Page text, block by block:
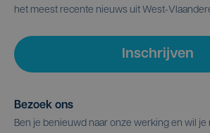
het meest recente nieuws uit West-
Inschrijven
Bezoek ons
Ben je benieuwd naar onze werking en wil